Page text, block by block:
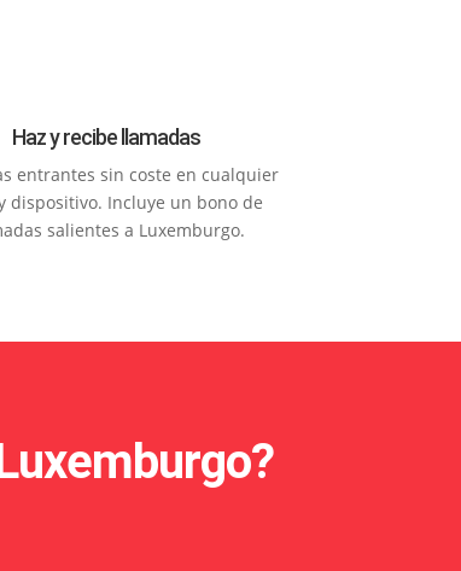
Haz y recibe llamadas
entrantes sin coste en cualquier
dispositivo. Incluye un bono de
salientes a Luxemburgo.